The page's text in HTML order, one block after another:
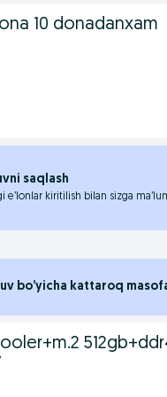
10 donadanxam
saqlash
e’lonlar kiritilish bilan sizga
bo’yicha kattaroq